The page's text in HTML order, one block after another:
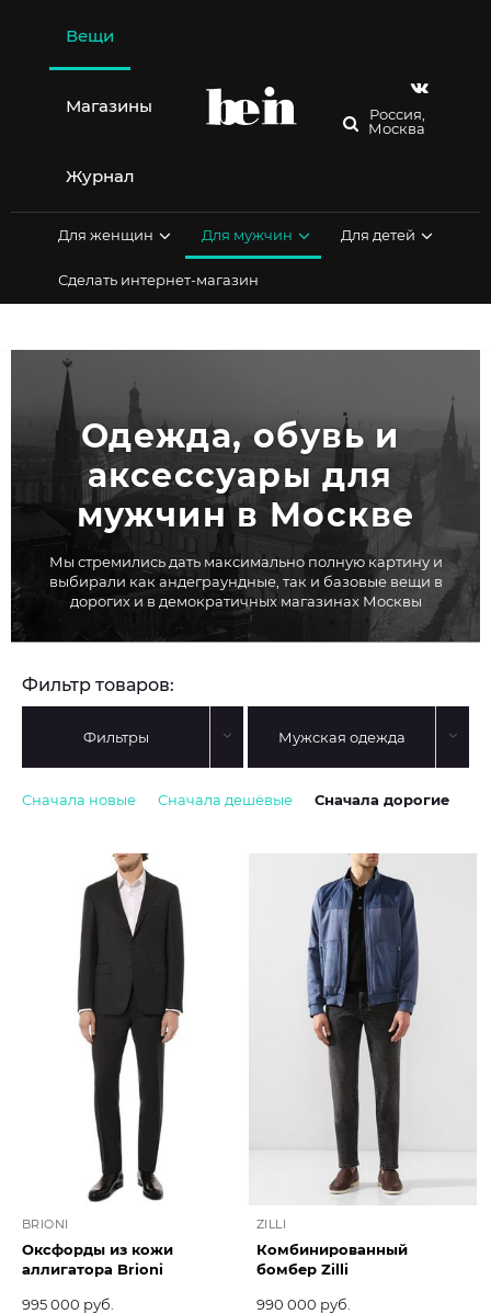
содержимому
Вещи
Магазины
Журнал
Россия,
Москва
Для женщин Для мужчин Для детей
Сделать интернет-магазин
Одежда, обувь и
аксессуары для
мужчин в Москве
Мы стремились дать максимально полную картину и
выбирали как андеграундные, так и базовые вещи в
дорогих и в демократичных магазинах Москвы
Фильтр товаров:
Фильтры Мужская одежда
Сначала новые Сначала дешёвые Сначала дорогие
BRIONI
Оксфорды из кожи
аллигатора Brioni
995 000 руб.
ZILLI
Комбинированный
бомбер Zilli
990 000 руб.